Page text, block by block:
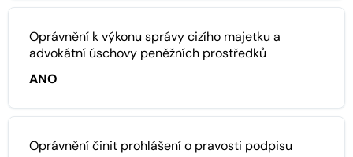
Oprávnění k výkonu správy cizího majetku a
advokátní úschovy peněžních prostředků
ANO
Oprávnění činit prohlášení o pravosti podpisu